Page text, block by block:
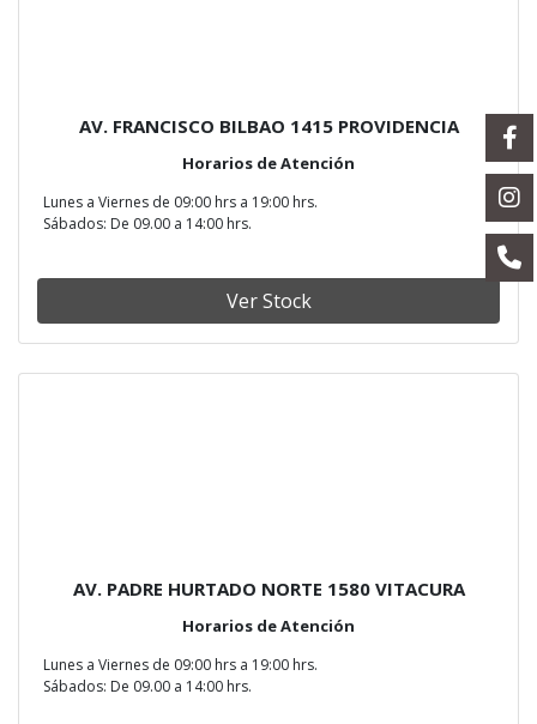
AV. FRANCISCO BILBAO 1415 PROVIDENCIA
Horarios de Atención
Lunes a Viernes de 09:00 hrs a 19:00 hrs.
Sábados: De 09.00 a 14:00 hrs.
Ver Stock
AV. PADRE HURTADO NORTE 1580 VITACURA
Horarios de Atención
Lunes a Viernes de 09:00 hrs a 19:00 hrs.
Sábados: De 09.00 a 14:00 hrs.